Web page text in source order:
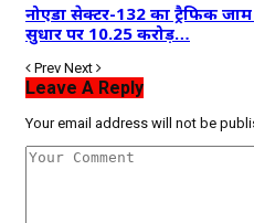
नोएडा सेक्टर-132 का ट्रैफिक
सुधार पर 10.25 करोड़…
Prev Next
Leave A Reply
Your email address will not be